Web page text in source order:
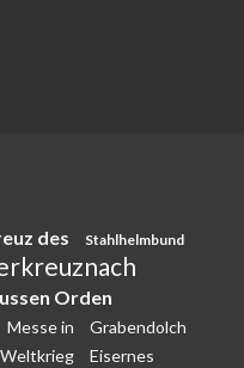
des Stahlhelmbund
Orden
Messe in
Grabendolch
Weltkrieg
Eisernes